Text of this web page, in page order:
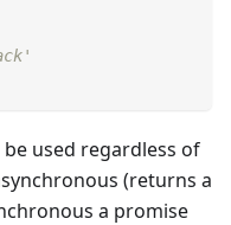
be used regardless of
(returns a
a promise